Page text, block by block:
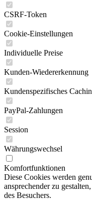
CSRF-Token
Cookie-Einstellungen
Individuelle Preise
Kunden-Wiedererkennung
Kundenspezifisches
PayPal-Zahlungen
Session
Währungswechsel
Komfortfunktionen
Diese Cookies werden
ansprechender zu
des Besuchers.